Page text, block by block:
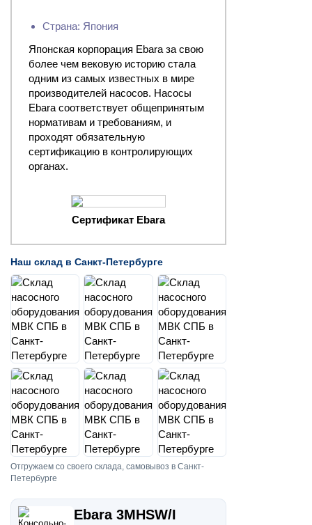
Страна: Япония
Японская корпорация Ebara за свою
более чем вековую историю стала
одним из самых известных в мире
производителей насосов. Насосы
Ebara соответствует общепринятым
нормативам и требованиям, и
проходят обязательную
сертификацию в контролирующих
органах.
Сертификат Ebara
Наш склад в Санкт-Петербурге
Отгружаем со своего склада, самовывоз в Санкт-
Петербурге
Ebara 3MHSW/I